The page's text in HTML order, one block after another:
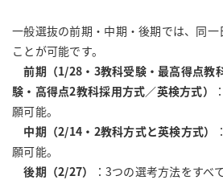
一般選抜の前期・中期・後期では、同
ことが可能です。
前期（1/28・3教科受験・最高得点教
験・高得点2教科採用方式／英検方式）
願可能。
中期 （2/14・2教科方式と英検方式）
願可能。
後期（2/27）
：3つの選考方法をすべ